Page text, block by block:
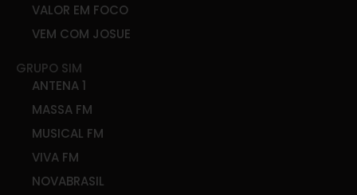
VALOR EM FOCO
VEM COM JOSUE
GRUPO SIM
ANTENA 1
MASSA FM
MUSICAL FM
VIVA FM
NOVABRASIL